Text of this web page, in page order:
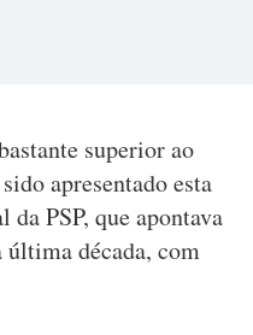
superior ao
apresentado esta
PSP, que apontava
última década, com